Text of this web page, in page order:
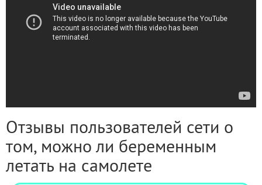
Отзывы пользователей сети о
том, можно ли беременным
летать на самолете